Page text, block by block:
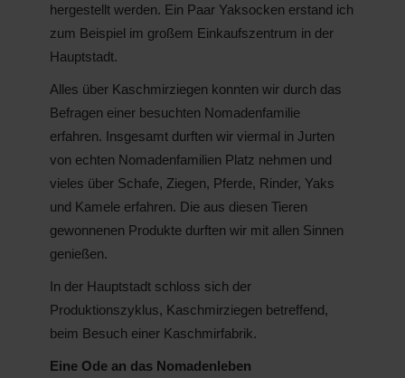
hergestellt werden. Ein Paar Yaksocken erstand ich
zum Beispiel im großem Einkaufszentrum in der
Hauptstadt.
Alles über Kaschmirziegen konnten wir durch das
Befragen einer besuchten Nomadenfamilie
erfahren. Insgesamt durften wir viermal in Jurten
von echten Nomadenfamilien Platz nehmen und
vieles über Schafe, Ziegen, Pferde, Rinder, Yaks
und Kamele erfahren. Die aus diesen Tieren
gewonnenen Produkte durften wir mit allen Sinnen
genießen.
In der Hauptstadt schloss sich der
Produktionszyklus, Kaschmirziegen betreffend,
beim Besuch einer Kaschmirfabrik.
Eine Ode an das Nomadenleben